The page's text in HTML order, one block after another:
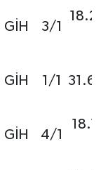
GİH 3/1
GİH 1/1
GİH 4/1